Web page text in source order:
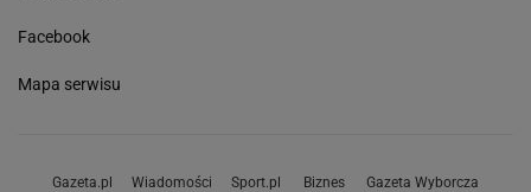
Facebook
Mapa serwisu
Gazeta.pl Wiadomości Sport.pl Biznes Gazeta Wyborcza